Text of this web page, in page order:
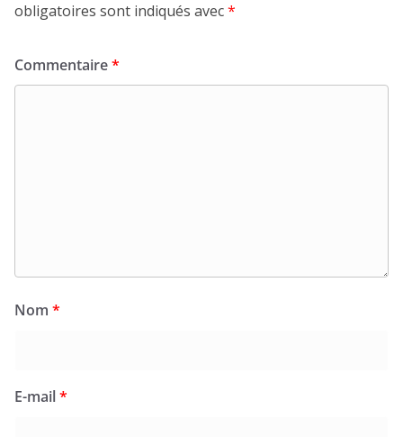
obligatoires sont indiqués avec*
Commentaire*
Nom *
E-mail*